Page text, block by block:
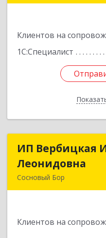
Клиентов на
1С:Специалист
ИП Вербицкая
Леонидовна
Сосновый Бор
Клиентов на
ИП